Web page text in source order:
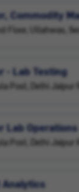
Commodity
Floor, Ullahwas,
- Lab Testing
Post, Delhi
Lab
Post, Delhi
Analytics